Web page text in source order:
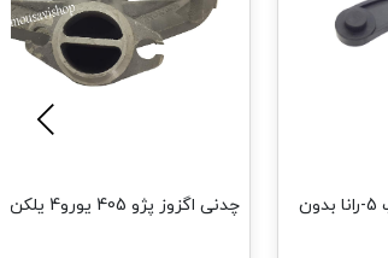
سنسور دور موتور پژو 206 تیپ 5-رانا بدون
چدنی اگزوز پژو 405 یورو4 یلکن